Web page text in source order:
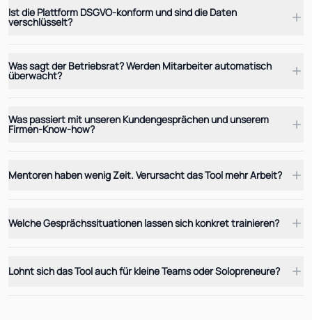
Ist die Plattform DSGVO-konform und sind die Daten
verschlüsselt?
Was sagt der Betriebsrat? Werden Mitarbeiter automatisch
überwacht?
Was passiert mit unseren Kundengesprächen und unserem
Firmen-Know-how?
Mentoren haben wenig Zeit. Verursacht das Tool mehr Arbeit?
Welche Gesprächssituationen lassen sich konkret trainieren?
Lohnt sich das Tool auch für kleine Teams oder Solopreneure?